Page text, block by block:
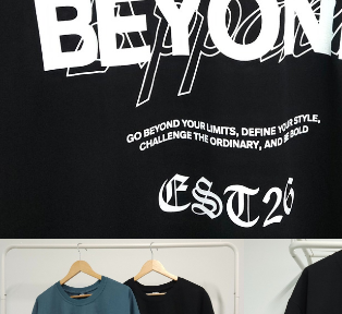
페이코 ID로 페
PAYCO 바로구매